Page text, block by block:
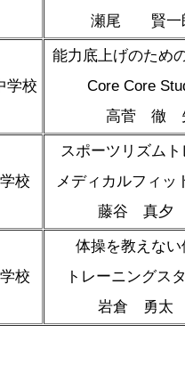
瀬尾 賢一
学校
能力底上げのため
Core Core
高菅 徹
校
スポーツリズム
メディカルフィッ
藤谷 真夕
校
体操を教えな
トレーニングス
岩倉 勇太